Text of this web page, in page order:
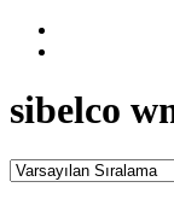
sibelco